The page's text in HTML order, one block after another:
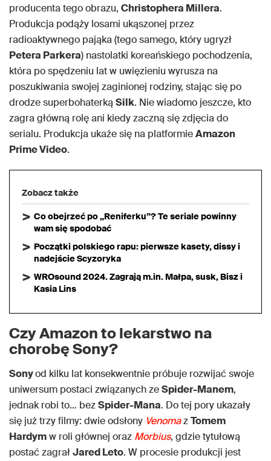
producenta tego obrazu, Christophera Millera.
Produkcja podąży losami ukąszonej przez
radioaktywnego pająka (tego samego, który ugryzł
Petera Parkera) nastolatki koreańskiego pochodzenia,
która po spędzeniu lat w uwięzieniu wyrusza na
poszukiwania swojej zaginionej rodziny, stając się po
drodze superbohaterkąSilk. Nie wiadomo jeszcze, kto
zagra główną rolę ani kiedy zaczną się zdjęcia do
serialu. Produkcja ukaże się na platformieAmazon
Prime Video.
Zobacz także
Co obejrzeć po „Reniferku”? Te seriale powinny
wam się spodobać
Początki polskiego rapu: pierwsze kasety, dissy i
nadejście Scyzoryka
WROsound 2024. Zagrają m.in. Małpa, susk, Bisz i
Kasia Lins
Czy Amazon to lekarstwo na
chorobę Sony?
Sonyod kilku lat konsekwentnie próbuje rozwijać swoje
uniwersum postaci związanych zeSpider-Manem,
jednak robi to… bezSpider-Mana. Do tej pory ukazały
się już trzy filmy: dwie odsłony VenomazTomem
Hardymw roli głównej oraz Morbius, gdzie tytułową
postać zagrałJared Leto. W procesie produkcji jest